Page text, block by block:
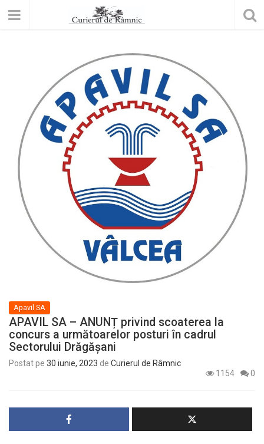
Apavil SA
APAVIL SA – ANUNȚ privind scoaterea la
concurs a următoarelor posturi în cadrul
Sectorului Drăgășani
Postat pe 30 iunie, 2023 de Curierul de Râmnic
1154
0